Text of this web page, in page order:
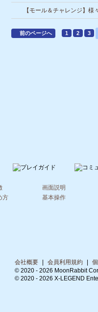
【モール＆チャレンジ】
前のページへ 1 2 3
方
画面説明
基本操作
会社概要 会員利用規約
© 2020 - 2026 MoonRabbit
© 2020 - 2026 X-LEGEND